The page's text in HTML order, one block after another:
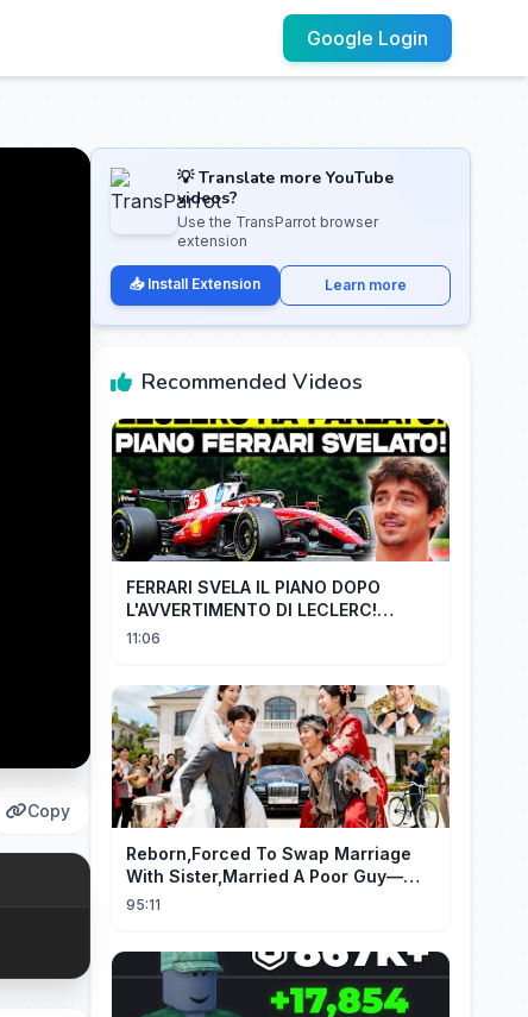
Google Login
Copy
💡 Translate more YouTube
videos?
Use the TransParrot browser
extension
📥 Install Extension Learn more
Recommended Videos
FERRARI SVELA IL PIANO DOPO
L'AVVERTIMENTO DI LECLERC!
AGGIORNAMENTI PAZZESCHI a
11:06
Reborn,Forced To Swap Marriage
With Sister,Married A Poor Guy—
He’S Actually A Rich Ceo!Shocked!
95:11